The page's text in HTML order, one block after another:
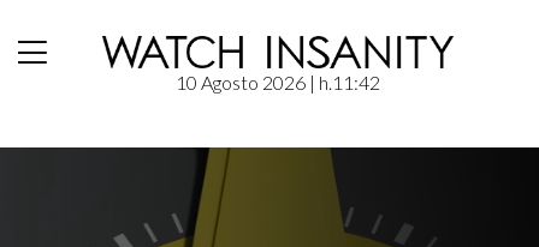
10 Agosto 2026 | h.11:42